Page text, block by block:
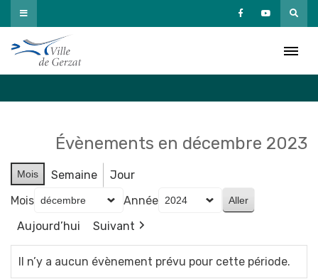
Passer
au
contenu
Évènements en décembre 2023
Mois Semaine
Jour
Mois
Année
Aujourd’hui
Suivant
Il n’y a aucun évènement prévu pour cette période.